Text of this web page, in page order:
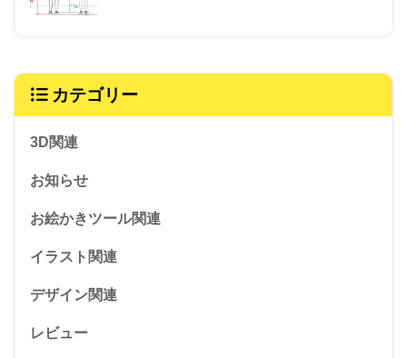
カテゴリー
3D関連
お知らせ
お絵かきツール関連
イラスト関連
デザイン関連
レビュー